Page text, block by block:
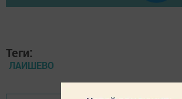
Теги:
ЛАИШЕВО